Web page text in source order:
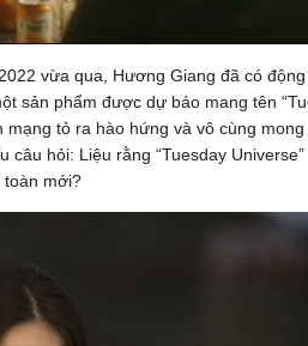
vừa qua, Hương Giang đã có
sản phẩm được dự báo mang tên
mạng tỏ ra hào hứng và vô cùng
hỏi: Liệu rằng “Tuesday
toàn mới?